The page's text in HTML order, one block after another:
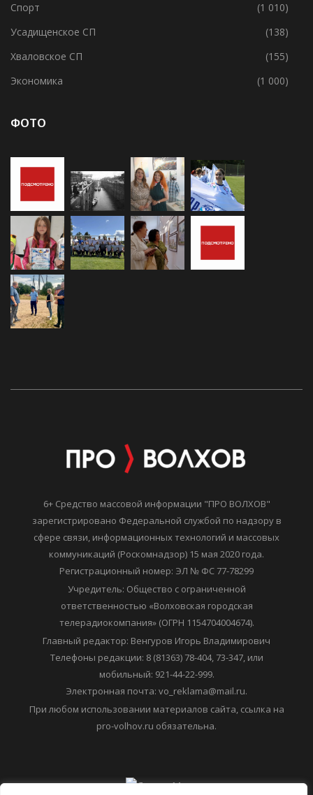
Спорт
(1 010)
Усадищенское СП
(138)
Хваловское СП
(155)
Экономика
(1 000)
ФОТО
6+ Средство массовой информации "ПРО ВОЛХОВ"
зарегистрировано Федеральной службой по надзору в
сфере связи, информационных технологий и массовых
коммуникаций (Роскомнадзор) 15 мая 2020 года.
Регистрационный номер: ЭЛ № ФС 77-78299
Учредитель: Общество с ограниченной
ответственностью «Волховская городская
телерадиокомпания» (ОГРН 1154704004674).
Главный редактор: Венгуров Игорь Владимирович
Телефоны редакции: 8 (81363) 78-404, 73-347, или
мобильный: 921-44-22-999.
Электронная почта: vo_reklama@mail.ru.
При любом использовании материалов сайта, ссылка на
pro-volhov.ru обязательна.